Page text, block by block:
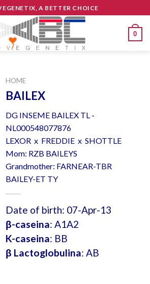
A BETTER CHOICE
0
HOME
BAILEX
DG INSEME BAILEX TL -
NL000548077876
LEXOR x FREDDIE x SHOTTLE
Mom: RZB BAILEYS
Grandmother: FARNEAR-TBR
BAILEY-ET TY
Date of birth: 07-Apr-13
β-caseina: A1A2
K-caseina: BB
β Lactoglobulina: AB